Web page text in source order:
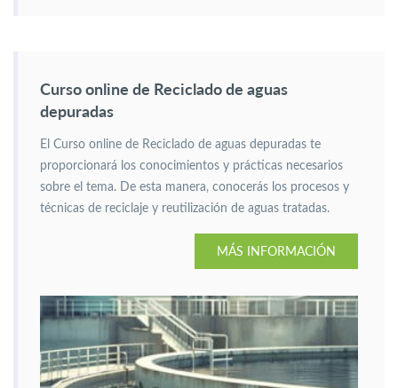
Curso online de Reciclado de aguas
depuradas
El Curso online de Reciclado de aguas depuradas te
proporcionará los conocimientos y prácticas necesarios
sobre el tema. De esta manera, conocerás los procesos y
técnicas de reciclaje y reutilización de aguas tratadas.
MÁS INFORMACIÓN